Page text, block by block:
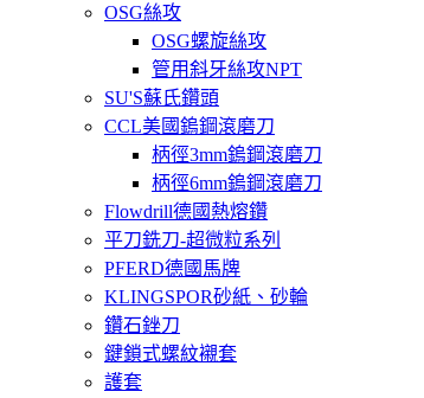
OSG絲攻
OSG螺旋絲攻
管用斜牙絲攻NPT
SU'S蘇氏鑽頭
CCL美國鎢鋼滾磨刀
柄徑3mm鎢鋼滾磨刀
柄徑6mm鎢鋼滾磨刀
Flowdrill德國熱熔鑽
平刀銑刀-超微粒系列
PFERD德國馬牌
KLINGSPOR砂紙、砂輪
鑽石銼刀
鍵鎖式螺紋襯套
護套